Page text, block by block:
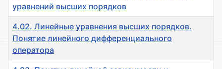
уравнений высших порядков
4.02. Линейные уравнения высших порядков.
Понятие линейного дифференциального
оператора